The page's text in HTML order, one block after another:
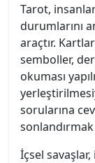
Tarot,
durumlarını
araçtır.
semboller,
okuması
sorularına
İçsel